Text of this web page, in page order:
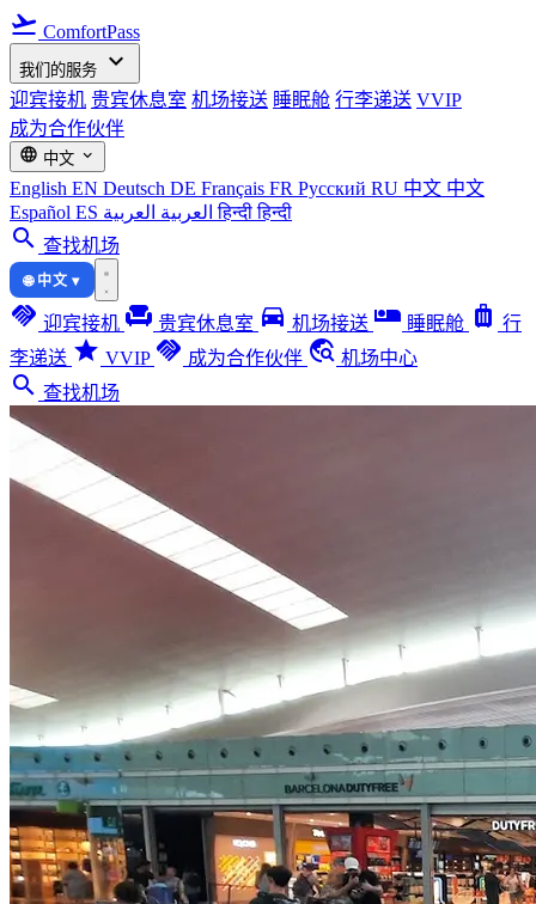
flight_takeoff ComfortPass
我们的服务 expand_more
迎宾接机 贵宾休息室 机场接送 睡眠舱 行李递送 VVIP
成为合作伙伴
language 中文 expand_more
English EN Deutsch DE Français FR Русский RU 中文 中文
Español ES العربية العربية हिन्दीहिन्दी
search 查找机场
🌐 中文 ▾
handshake 迎宾接机 chair 贵宾休息室 directions_car 机场接送 airline_seat_individual_suite 睡眠舱 luggage 行
李递送 star VVIP handshake 成为合作伙伴 travel_explore 机场中心
search 查找机场